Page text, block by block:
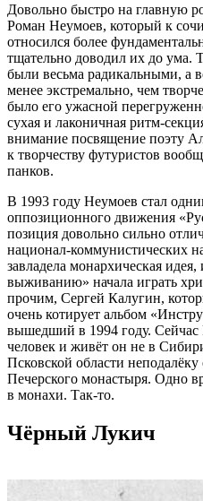
Довольно быстро на главную
Роман Неумоев, который к
относился более
тщательно доводил их до ума.
были весьма радикальными, а
менее экстремально, чем
было его ужасной
сухая и лаконичная ритм-
внимание посвящение поэту
к творчеству футуристов
панков.
В 1993 году Неумоев стал
оппозиционного движения
позиция довольно сильно
национал-коммунистических
завладела монархическая
выживанию» начала играть
прочим, Сергей Калугин,
очень котирует альбом
вышедший в 1994 году.
человек и живёт он не в
Псковской области
Печерского монастыря. Одно
в монахи. Так-то.
Чёрный Лукич